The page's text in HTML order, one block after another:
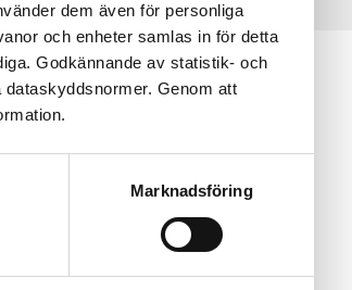
dem även för personliga
och enheter samlas in för detta
Godkännande av statistik- och
Genom att
Marknadsföring